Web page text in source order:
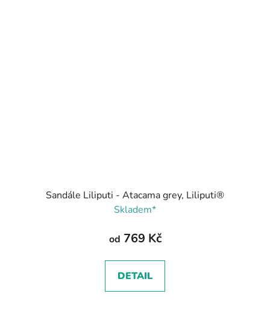
Sandále Liliputi - Atacama grey, Liliputi®
Skladem*
od 769 Kč
DETAIL